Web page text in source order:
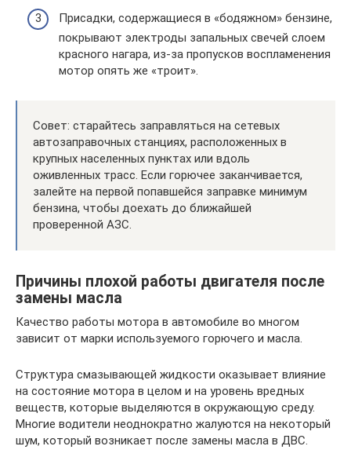
Присадки, содержащиеся в «бодяжном» бензине,
покрывают электроды запальных свечей слоем
красного нагара, из-за пропусков воспламенения
мотор опять же «троит».
Совет: старайтесь заправляться на сетевых
автозаправочных станциях, расположенных в
крупных населенных пунктах или вдоль
оживленных трасс. Если горючее заканчивается,
залейте на первой попавшейся заправке минимум
бензина, чтобы доехать до ближайшей
проверенной АЗС.
Причины плохой работы двигателя после
замены масла
Качество работы мотора в автомобиле во многом
зависит от марки используемого горючего и масла.
Структура смазывающей жидкости оказывает влияние
на состояние мотора в целом и на уровень вредных
веществ, которые выделяются в окружающую среду.
Многие водители неоднократно жалуются на некоторый
шум, который возникает после замены масла в ДВС.